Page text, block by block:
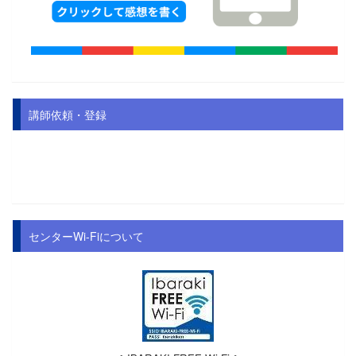
講師依頼・登録
センターWi-Fiについて